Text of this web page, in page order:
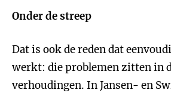
Onder de streep
Dat is ook de reden dat
werkt: die problemen zitten in
verhoudingen. In Jansen- en